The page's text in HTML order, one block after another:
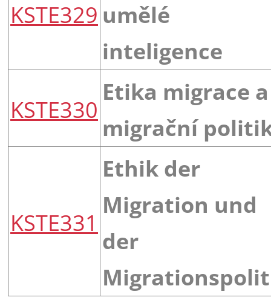
KSTE329 umělé
inteligence
KSTE330
Etika migrace a
migrační
KSTE331
Ethik der
Migration und
der